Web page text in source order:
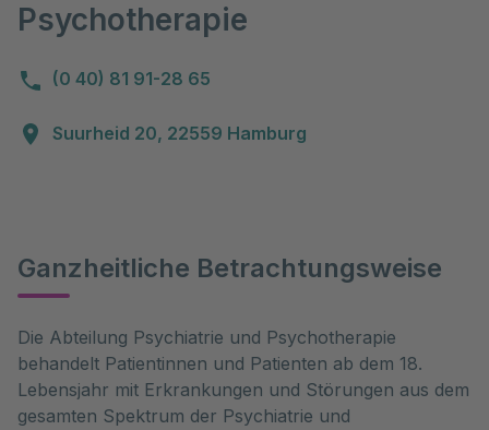
Psychotherapie
(0 40) 81 91-28 65
Suurheid 20, 22559 Hamburg
Ganzheitliche Betrachtungsweise
Die Abteilung Psychiatrie und Psychotherapie
behandelt Patientinnen und Patienten ab dem 18.
Lebensjahr mit Erkrankungen und Störungen aus dem
gesamten Spektrum der Psychiatrie und